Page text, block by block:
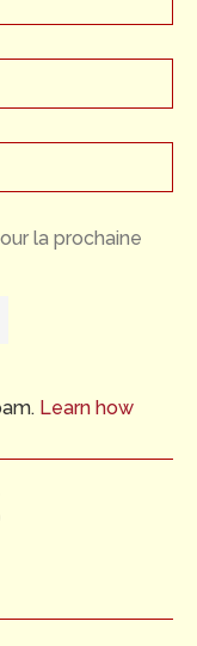
la prochaine
Learn how